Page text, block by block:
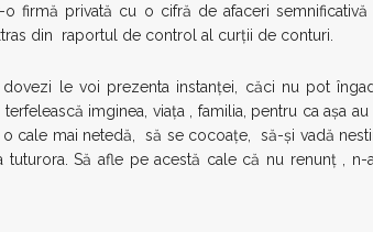
o firmă privată cu o cifră de afaceri
din raportul de control al curţii de conturi.
dovezi le voi prezenta instanţei, căci nu pot
imginea, viaţa , familia, pentru ca aşa
cale mai netedă, să se cocoaţe, să-şi vadă
tuturora. Să afle pe acestă cale că nu renunţ ,